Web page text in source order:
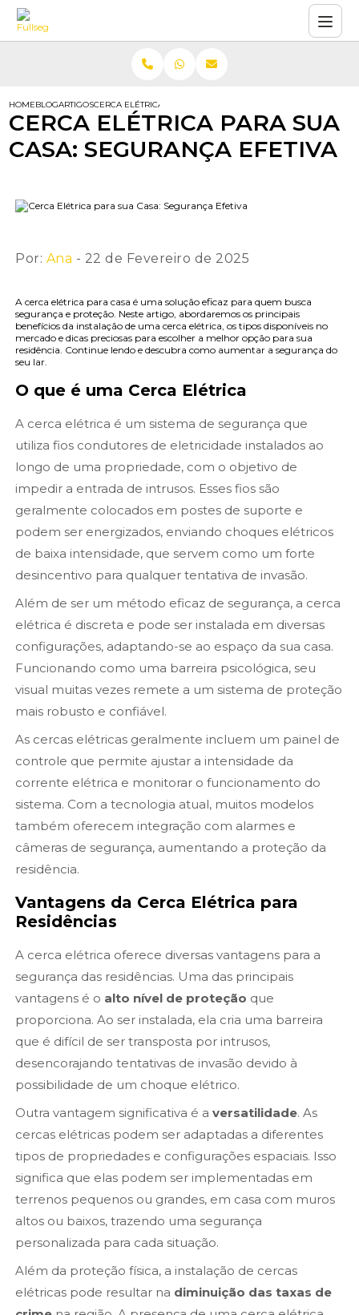
HOMEBLOGARTIGOSCERCA ELÉTRICA PARA SUA CASA: SEGURANÇA EFETIVA
CERCA ELÉTRICA PARA SUA
CASA: SEGURANÇA EFETIVA
Por: Ana - 22 de Fevereiro de 2025
A cerca elétrica para casa é uma solução eficaz para quem busca
segurança e proteção. Neste artigo, abordaremos os principais
benefícios da instalação de uma cerca elétrica, os tipos disponíveis no
mercado e dicas preciosas para escolher a melhor opção para sua
residência. Continue lendo e descubra como aumentar a segurança do
seu lar.
O que é uma Cerca Elétrica
A cerca elétrica é um sistema de segurança que
utiliza fios condutores de eletricidade instalados ao
longo de uma propriedade, com o objetivo de
impedir a entrada de intrusos. Esses fios são
geralmente colocados em postes de suporte e
podem ser energizados, enviando choques elétricos
de baixa intensidade, que servem como um forte
desincentivo para qualquer tentativa de invasão.
Além de ser um método eficaz de segurança, a cerca
elétrica é discreta e pode ser instalada em diversas
configurações, adaptando-se ao espaço da sua casa.
Funcionando como uma barreira psicológica, seu
visual muitas vezes remete a um sistema de proteção
mais robusto e confiável.
As cercas elétricas geralmente incluem um painel de
controle que permite ajustar a intensidade da
corrente elétrica e monitorar o funcionamento do
sistema. Com a tecnologia atual, muitos modelos
também oferecem integração com alarmes e
câmeras de segurança, aumentando a proteção da
residência.
Vantagens da Cerca Elétrica para
Residências
A cerca elétrica oferece diversas vantagens para a
segurança das residências. Uma das principais
vantagens é o alto nível de proteção que
proporciona. Ao ser instalada, ela cria uma barreira
que é difícil de ser transposta por intrusos,
desencorajando tentativas de invasão devido à
possibilidade de um choque elétrico.
Outra vantagem significativa é aversatilidade. As
cercas elétricas podem ser adaptadas a diferentes
tipos de propriedades e configurações espaciais. Isso
significa que elas podem ser implementadas em
terrenos pequenos ou grandes, em casa com muros
altos ou baixos, trazendo uma segurança
personalizada para cada situação.
Além da proteção física, a instalação de cercas
elétricas pode resultar na diminuição das taxas de